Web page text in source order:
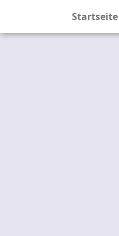
Startseite